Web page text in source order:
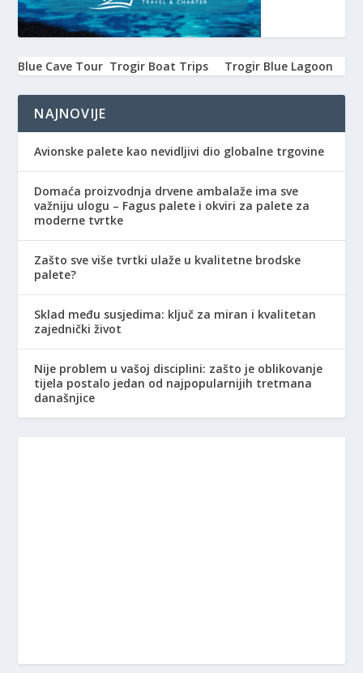
Blue Cave Tour Trogir Boat Trips Trogir Blue Lagoon
NAJNOVIJE
Avionske palete kao nevidljivi dio globalne trgovine
Domaća proizvodnja drvene ambalaže ima sve
važniju ulogu – Fagus palete i okviri za palete za
moderne tvrtke
Zašto sve više tvrtki ulaže u kvalitetne brodske
palete?
Sklad među susjedima: ključ za miran i kvalitetan
zajednički život
Nije problem u vašoj disciplini: zašto je oblikovanje
tijela postalo jedan od najpopularnijih tretmana
današnjice